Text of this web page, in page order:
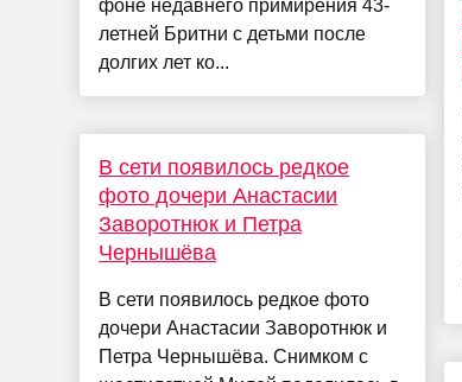
фоне недавнего примирения 43-
летней Бритни с детьми после
долгих лет ко...
В сети появилось редкое
фото дочери Анастасии
Заворотнюк и Петра
Чернышёва
В сети появилось редкое фото
дочери Анастасии Заворотнюк и
Петра Чернышёва. Снимком с